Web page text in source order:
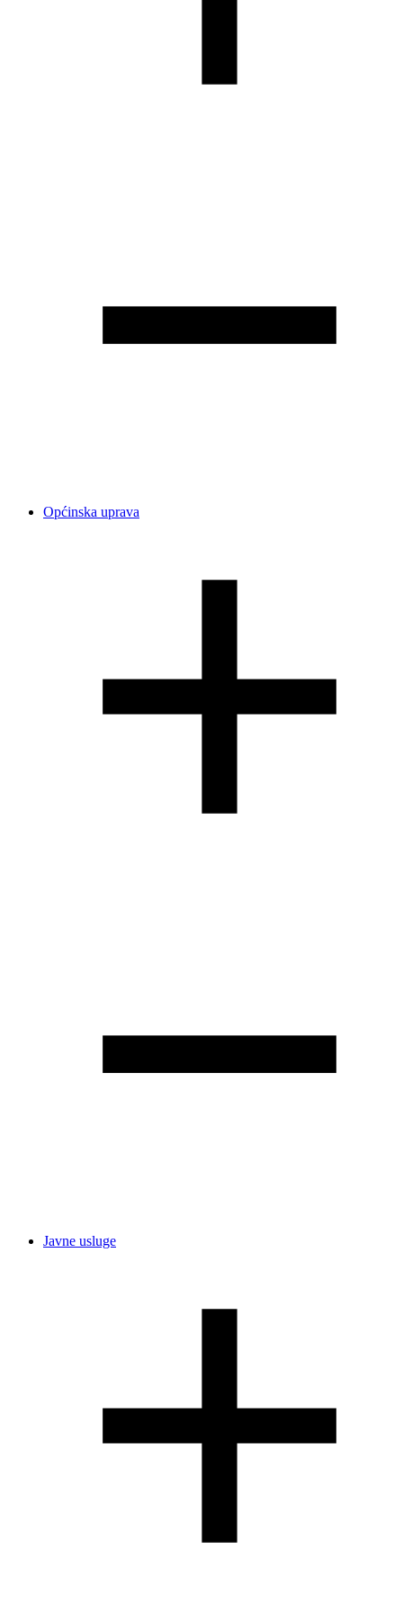
Općinska uprava
Javne usluge